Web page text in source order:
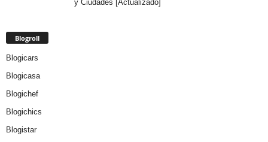
y Ciudades [Actualizado]
Blogroll
Blogicars
Blogicasa
Blogichef
Blogichics
Blogistar